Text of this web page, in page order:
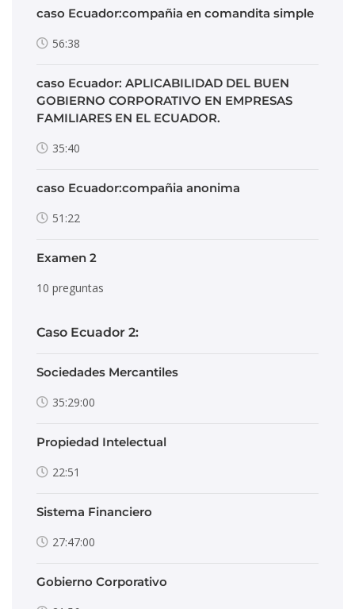
caso Ecuador:compañia en comandita simple
56:38
caso Ecuador: APLICABILIDAD DEL BUEN
GOBIERNO CORPORATIVO EN EMPRESAS
FAMILIARES EN EL ECUADOR.
35:40
caso Ecuador:compañia anonima
51:22
Examen 2
10 preguntas
Caso Ecuador 2:
Sociedades Mercantiles
35:29:00
Propiedad Intelectual
22:51
Sistema Financiero
27:47:00
Gobierno Corporativo